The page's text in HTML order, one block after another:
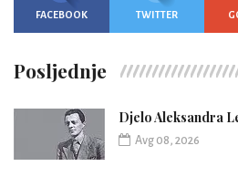
FACEBOOK TWITTER
Posljednje
Djelo Aleksandra
Avg 08, 2026